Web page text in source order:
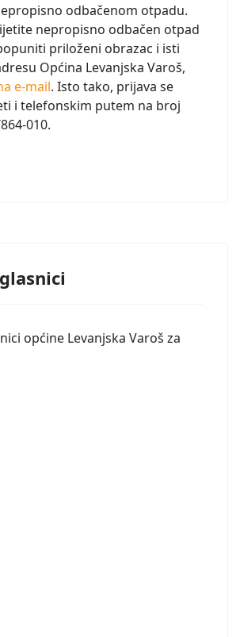
odbačenom otpadu.
nepropisno odbačen otpad
priloženi obrazac i isti
Općina Levanjska Varoš,
e-mail. Isto tako, prijava se
i telefonskim putem na broj
010.
općine Levanjska Varoš za